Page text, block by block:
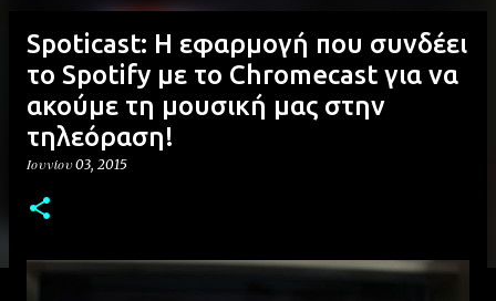
Spoticast: Η εφαρμογή που συνδέει
το Spotify με το Chromecast για να
ακούμε τη μουσική μας στην
τηλεόραση!
Ιουνίου 03, 2015